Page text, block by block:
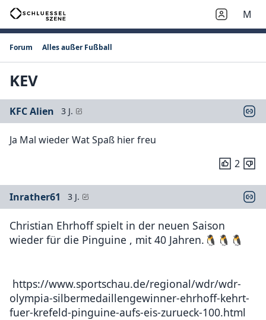
M
Forum Alles außer Fußball
KEV
KFC Alien 3 J.
Ja Mal wieder Wat Spaß hier freu
2
Inrather61 3 J.
Christian Ehrhoff spielt in der neuen Saison
wieder für die Pinguine , mit 40 Jahren.🐧🐧🐧
https://www.sportschau.de/regional/wdr/wdr-
olympia-silbermedaillengewinner-ehrhoff-kehrt-
fuer-krefeld-pinguine-aufs-eis-zurueck-100.html